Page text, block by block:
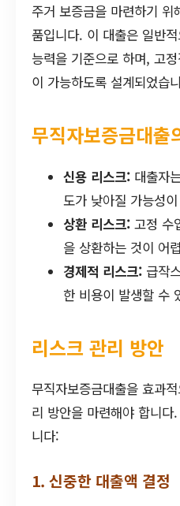
주거 보증금을 마련하기
품입니다. 이 대출은 일반
능력을 기준으로 하며, 고
이 가능하도록 설계되었습
무직자보증금대출
신용 리스크: 대출자
도가 낮아질 가능성
상환 리스크: 고정 수
을 상환하는 것이 어
경제적 리스크: 급작
한 비용이 발생할 수
리스크 관리 방안
무직자보증금대출을 효과
리 방안을 마련해야 합니
니다:
1. 신중한 대출액 결정